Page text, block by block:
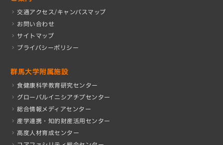
交通アクセス/キャンパスマップ
お問い合わせ
サイトマップ
プライバシーポリシー
群馬大学附属施設
食健康科学教育研究センター
グローバルイニシアチブセンター
総合情報メディアセンター
産学連携・知的財産活⽤センター
高度人材育成センター